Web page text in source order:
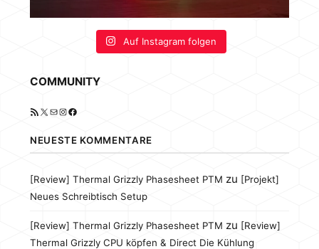
Auf Instagram folgen
COMMUNITY
RSS-Feed
X E-MailInstagram
Facebook
NEUESTE KOMMENTARE
[Review] Thermal Grizzly Phasesheet PTM zu [Projekt]
Neues Schreibtisch Setup
[Review] Thermal Grizzly Phasesheet PTM zu [Review]
Thermal Grizzly CPU köpfen & Direct Die Kühlung